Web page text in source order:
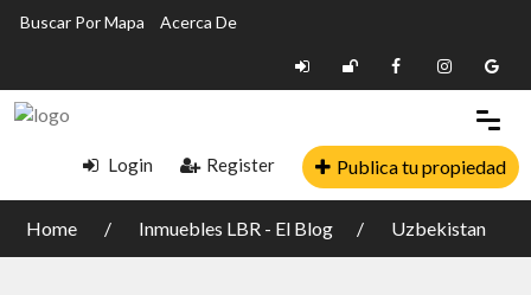
Buscar Por Mapa Acerca De
Login Register Publica tu propiedad
Home Inmuebles LBR - El Blog Uzbekistan